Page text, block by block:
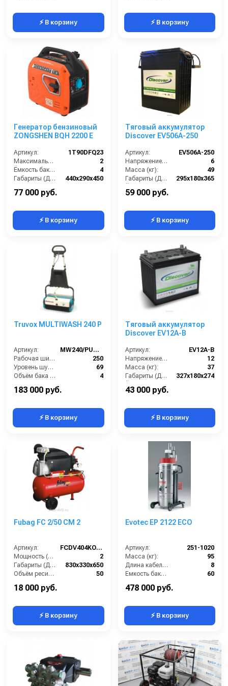
⚡ В корзину ⚡ В корзину
Генератор бензиновый
ZONGSHEN BQH 2200 E
Артикул:
1T90DFQ23
Максимальная мощность (кВА):
2
Ёмкость бака (л):
4
Габариты (ДхШхВ):
440х290х450
77 000 руб.
⚡ В корзину
Тяговый аккумулятор
Discover EV506A-250
Артикул:
EV506A-250
Напряжение (В):
6
Масса (кг):
49
Габариты (ДхШхВ):
295х180х365
59 000 руб.
⚡ В корзину
Truvox MULTIWASH 240 P
Артикул:
MW240/PUMP/EURO
Рабочая ширина (мм):
250
Уровень шума (дБ):
69
Объём бака (л):
4
183 000 руб.
⚡ В корзину
Тяговый аккумулятор
Discover EV12A-B
Артикул:
EV12A-B
Напряжение (В):
12
Масса (кг):
37
Габариты (ДхШхВ):
327x180x274
Ёмкость аккумуляторов (Ач):
43 000 руб.
⚡ В корзину
Fubag FC 2/50 CM 2
Артикул:
FCDV404KOA618
Мощность (л/с):
2
Габариты (ДхШхВ):
830х330х650
Объём ресивера (л):
50
Производительность на выходе (л/мин):
18 000 руб.
⚡ В корзину
Evotec EP 2122 ECO
Артикул:
251-1020
Масса (кг):
95
Длина кабеля (м):
8
Емкость бака для мусора (л):
60
478 000 руб.
⚡ В корзину